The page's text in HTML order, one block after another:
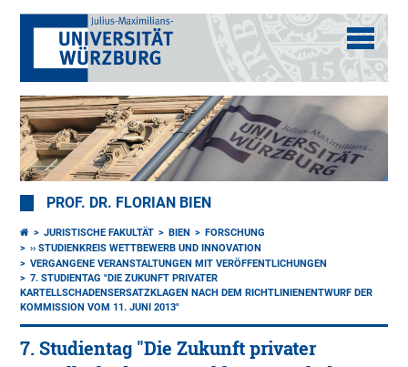
PROF. DR. FLORIAN BIEN
JURISTISCHE FAKULTÄT BIEN
FORSCHUNG
›› STUDIENKREIS WETTBEWERB UND INNOVATION
VERGANGENE VERANSTALTUNGEN MIT VERÖFFENTLICHUNGEN
7. STUDIENTAG "DIE ZUKUNFT PRIVATER
KARTELLSCHADENSERSATZKLAGEN NACH DEM RICHTLINIENENTWURF DER
KOMMISSION VOM 11. JUNI 2013"
7. Studientag "Die Zukunft privater